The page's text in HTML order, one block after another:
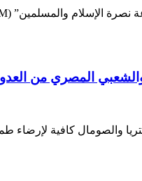
المصري من العدوان
والصومال كافية لإرضاء